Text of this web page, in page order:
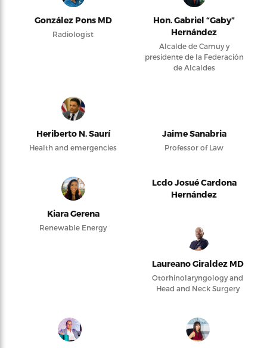
González Pons MD
Radiologist
Hon. Gabriel “Gaby”
Hernández
Alcalde de Camuy y
presidente de la Federación
de Alcaldes
Heriberto N. Saurí
Health and emergencies
Jaime Sanabria
Professor of Law
Kiara Gerena
Renewable Energy
Lcdo Josué Cardona
Hernández
Laureano Giraldez MD
Otorhinolaryngology and
Head and Neck Surgery